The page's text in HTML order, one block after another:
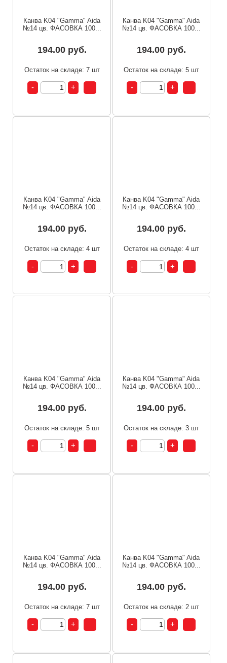
Канва K04 "Gamma" Aida
№14 цв. ФАСОВКА 100...
194.00 руб.
Остаток на складе: 7 шт
Канва K04 "Gamma" Aida
№14 цв. ФАСОВКА 100...
194.00 руб.
Остаток на складе: 5 шт
Канва K04 "Gamma" Aida
№14 цв. ФАСОВКА 100...
194.00 руб.
Остаток на складе: 4 шт
Канва K04 "Gamma" Aida
№14 цв. ФАСОВКА 100...
194.00 руб.
Остаток на складе: 4 шт
Канва K04 "Gamma" Aida
№14 цв. ФАСОВКА 100...
194.00 руб.
Остаток на складе: 5 шт
Канва K04 "Gamma" Aida
№14 цв. ФАСОВКА 100...
194.00 руб.
Остаток на складе: 3 шт
Канва K04 "Gamma" Aida
№14 цв. ФАСОВКА 100...
194.00 руб.
Остаток на складе: 7 шт
Канва K04 "Gamma" Aida
№14 цв. ФАСОВКА 100...
194.00 руб.
Остаток на складе: 2 шт